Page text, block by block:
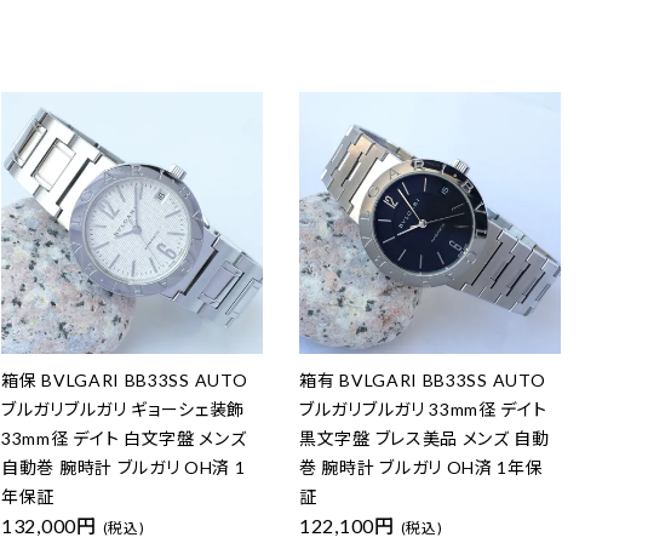
箱保 BVLGARI BB33SS AUTO
ブルガリブルガリ ギョーシェ装飾
33mm径 デイト 白文字盤 メンズ
自動巻 腕時計 ブルガリ OH済 1
年保証
132,000円 (税込)
箱有 BVLGARI BB33SS AUTO
ブルガリブルガリ 33mm径 デイト
黒文字盤 ブレス美品 メンズ 自動
巻 腕時計 ブルガリ OH済 1年保
証
122,100円 (税込)